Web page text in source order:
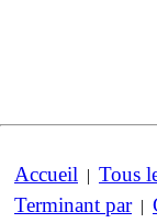
Accueil | Tous
Terminant par|